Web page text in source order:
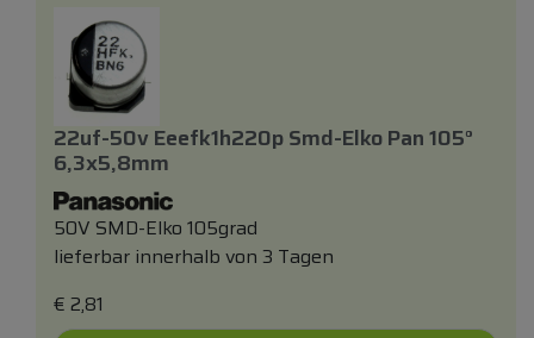
22uf-50v Eeefk1h220p Smd-Elko Pan 105°
6,3x5,8mm
50V SMD-Elko 105grad
lieferbar innerhalb von 3 Tagen
€ 2,81